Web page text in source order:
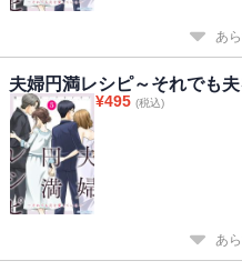
あ
夫婦円満レシピ～それでも
¥495 (税込)
あ